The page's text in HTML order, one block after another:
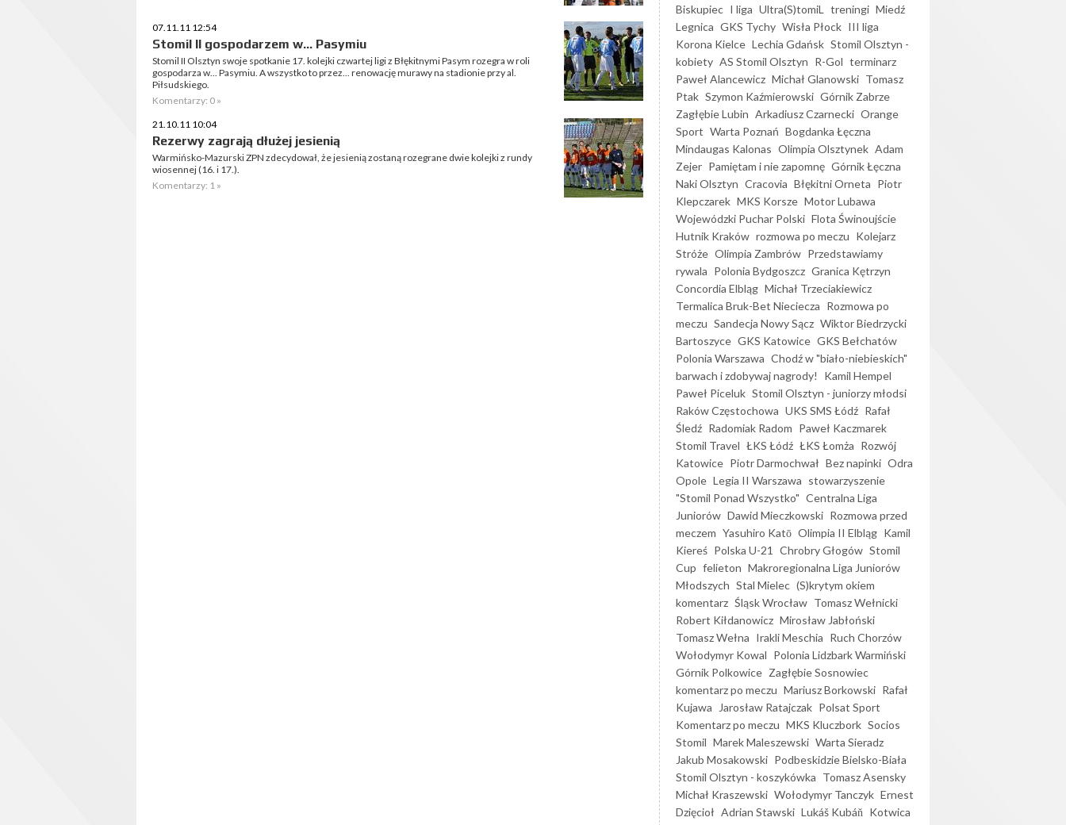
07.11.11 12:54
Stomil II gospodarzem w... Pasymiu
Stomil II Olsztyn swoje spotkanie 17. kolejki czwartej ligi z Błękitnymi Pasym rozegra w roli
gospodarza w... Pasymiu. A wszystko to przez... renowację murawy na stadionie przy al.
Piłsudskiego.
Komentarzy: 0 »
21.10.11 10:04
Rezerwy zagrają dłużej jesienią
Warmińsko-Mazurski ZPN zdecydował, że jesienią zostaną rozegrane dwie kolejki z rundy
wiosennej (16. i 17.).
Komentarzy: 1 »
Biskupiec I liga Ultra(S)tomiL treningi Miedź
Legnica GKS Tychy Wisła Płock III liga
Korona Kielce Lechia Gdańsk Stomil Olsztyn -
kobiety AS Stomil Olsztyn R-Gol terminarz
Paweł Alancewicz Michał Glanowski Tomasz
Ptak Szymon Kaźmierowski Górnik Zabrze
Zagłębie Lubin Arkadiusz Czarnecki Orange
Sport Warta Poznań Bogdanka Łęczna
Mindaugas Kalonas Olimpia Olsztynek Adam
Zejer Pamiętam i nie zapomnę Górnik Łęczna
Naki Olsztyn Cracovia Błękitni Orneta Piotr
Klepczarek MKS Korsze Motor Lubawa
Wojewódzki Puchar Polski Flota Świnoujście
Hutnik Kraków rozmowa po meczu Kolejarz
Stróże Olimpia Zambrów Przedstawiamy
rywala Polonia Bydgoszcz Granica Kętrzyn
Concordia Elbląg Michał Trzeciakiewicz
Termalica Bruk-Bet Nieciecza Rozmowa po
meczu Sandecja Nowy Sącz Wiktor Biedrzycki
Bartoszyce GKS Katowice GKS Bełchatów
Polonia Warszawa Chodź w "biało-niebieskich"
barwach i zdobywaj nagrody!
Kamil Hempel
Paweł Piceluk Stomil Olsztyn - juniorzy młodsi
Raków Częstochowa UKS SMS Łódź Rafał
Śledź Radomiak Radom Paweł Kaczmarek
Stomil Travel ŁKS Łódź ŁKS Łomża Rozwój
Katowice Piotr Darmochwał Bez napinki Odra
Opole Legia II Warszawa stowarzyszenie
"Stomil Ponad Wszystko" Centralna Liga
Juniorów Dawid Mieczkowski Rozmowa przed
meczem Yasuhiro Katō Olimpia II Elbląg Kamil
Kiereś Polska U-21 Chrobry Głogów Stomil
Cup felieton Makroregionalna Liga Juniorów
Młodszych Stal Mielec (S)krytym okiem
komentarz Śląsk Wrocław Tomasz Wełnicki
Robert Kiłdanowicz Mirosław Jabłoński
Tomasz Wełna Irakli Meschia Ruch Chorzów
Wołodymyr Kowal Polonia Lidzbark Warmiński
Górnik Polkowice Zagłębie Sosnowiec
komentarz po meczu Mariusz Borkowski Rafał
Kujawa
Jarosław Ratajczak Polsat Sport
Komentarz po meczu MKS Kluczbork Socios
Stomil Marek Maleszewski Warta Sieradz
Jakub Mosakowski Podbeskidzie Bielsko-Biała
Stomil Olsztyn - koszykówka Tomasz Asensky
Michał Kraszewski Wołodymyr Tanczyk Ernest
Dzięcioł Adrian Stawski Lukáš Kubáň Kotwica